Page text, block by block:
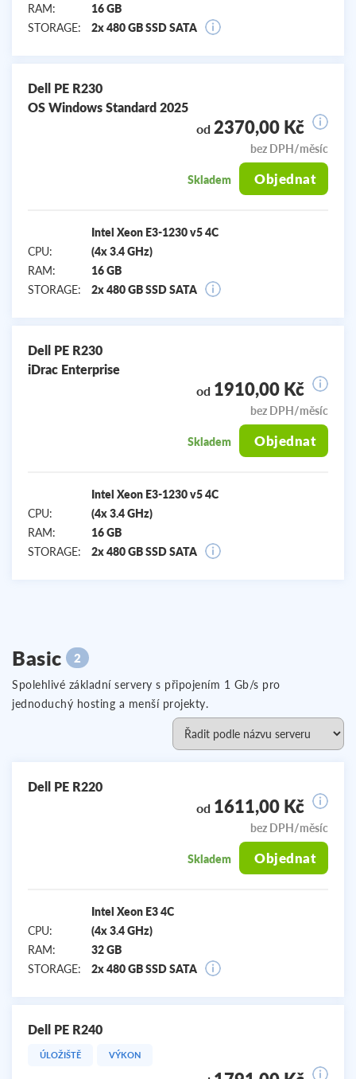
RAM:
16 GB
STORAGE:
2x 480 GB SSD SATA
Dell PE R230
OS Windows Standard 2025
CPU:
Intel Xeon E3-1230 v5 4C
(4x 3.4 GHz)
RAM:
16 GB
STORAGE:
2x 480 GB SSD SATA
od 2370,00 Kč
bez DPH/měsíc
Skladem Objednat
Dell PE R230
iDrac Enterprise
CPU:
Intel Xeon E3-1230 v5 4C
(4x 3.4 GHz)
RAM:
16 GB
STORAGE:
2x 480 GB SSD SATA
od 1910,00 Kč
bez DPH/měsíc
Skladem Objednat
Basic 2
Spolehlivé základní servery s připojením 1 Gb/s pro
jednoduchý hosting a menší projekty.
Dell PE R220
CPU:
Intel Xeon E3 4C
(4x 3.4 GHz)
RAM:
32 GB
STORAGE:
2x 480 GB SSD SATA
od 1611,00 Kč
bez DPH/měsíc
Skladem Objednat
Dell PE R240
ÚLOŽIŠTĚ VÝKON